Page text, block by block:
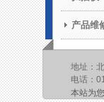
产品维
地址：
电话
本站为